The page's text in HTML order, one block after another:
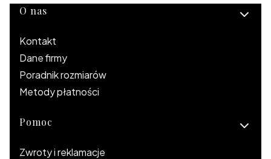
Linki w stopce
O nas
Kontakt
Dane firmy
Poradnik rozmiarów
Metody płatności
Pomoc
Zwroty i reklamacje